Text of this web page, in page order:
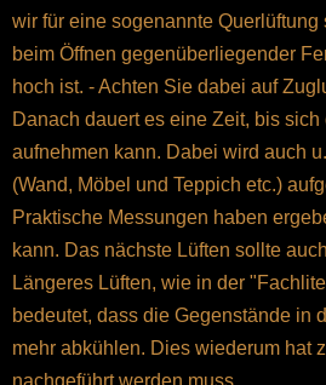
wir für eine sogenannte
beim Öffnen gegenüberliegender
hoch ist. - Achten Sie dabei auf
Danach dauert es eine Zeit, bis
aufnehmen kann. Dabei wird auch
(Wand, Möbel und Teppich etc.)
Praktische Messungen haben
kann. Das nächste Lüften sollte
Längeres Lüften, wie in der
bedeutet, dass die Gegenstände in
mehr abkühlen. Dies wiederum hat
nachgeführt werden muss.